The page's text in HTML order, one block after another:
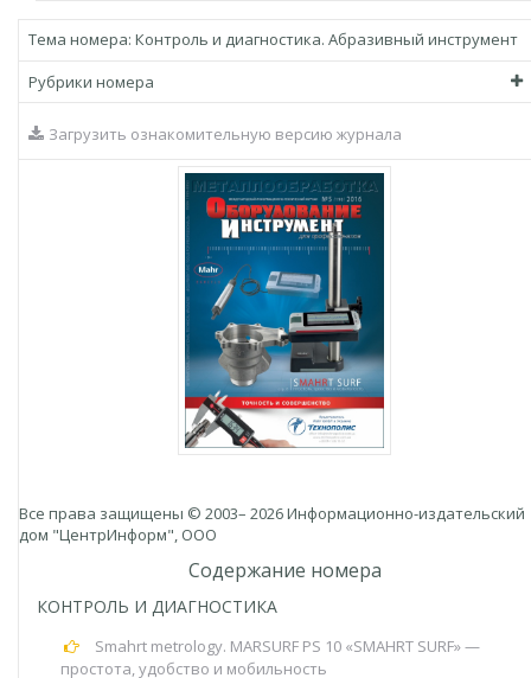
Тема номера: Контроль и диагностика. Абразивный инструмент
Рубрики номера
Загрузить ознакомительную версию журнала
Все права защищены © 2003– 2026 Информационно-издательский
дом "ЦентрИнформ", ООО
Содержание номера
КОНТРОЛЬ И ДИАГНОСТИКА
Smahrt metrology. MARSURF PS 10 «SMAHRT SURF» —
простота, удобство и мобильность